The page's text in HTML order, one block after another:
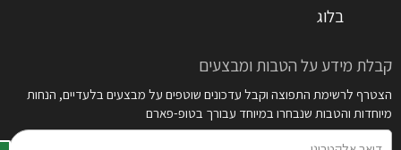
בלוג
קבלת מידע על הטבות ומבצעים
הצטרף לרשימת התפוצה וקבל עדכונים שוטפים על מבצעים בלעדיים, הנחות
מיוחדות והטבות שנבחרו במיוחד עבורך בטופ-פארם